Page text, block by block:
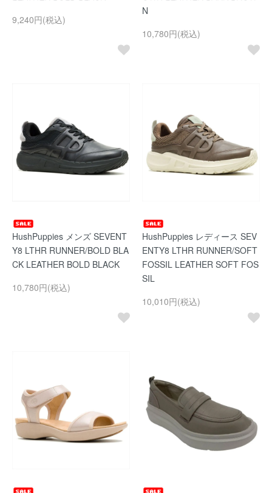
9,240円(税込)
N
10,780円(税込)
HushPuppies メンズ SEVENT
Y8 LTHR RUNNER/BOLD BLA
CK LEATHER BOLD BLACK
10,780円(税込)
HushPuppies レディース SEV
ENTY8 LTHR RUNNER/SOFT
FOSSIL LEATHER SOFT FOS
SIL
10,010円(税込)